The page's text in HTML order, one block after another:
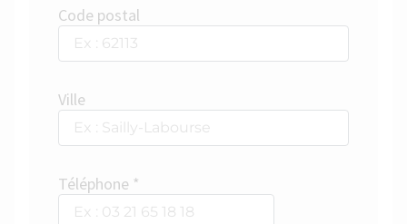
Code postal
Ville
Téléphone *